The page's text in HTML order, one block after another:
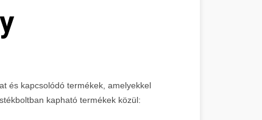
és kapcsolódó termékek, amelyekkel
kapható termékek közül: